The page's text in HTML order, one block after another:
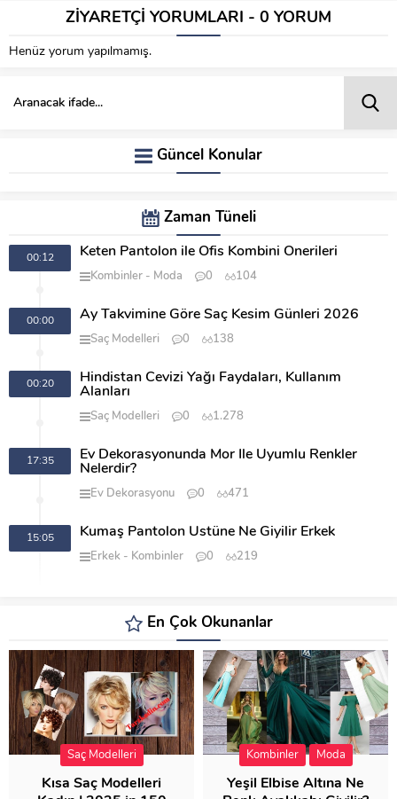
ZİYARETÇİ YORUMLARI - 0 YORUM
Henüz yorum yapılmamış.
Güncel Konular
Zaman Tüneli
00:12 Keten Pantolon ile Ofis Kombini Önerileri
Kombinler Moda 0 104
00:00 Ay Takvimine Göre Saç Kesim Günleri 2026
Saç Modelleri 0 138
00:20
Hindistan Cevizi Yağı Faydaları, Kullanım
Alanları
Saç Modelleri 0 1.278
17:35
Ev Dekorasyonunda Mor İle Uyumlu Renkler
Nelerdir?
Ev Dekorasyonu 0 471
15:05 Kumaş Pantolon Üstüne Ne Giyilir Erkek
Erkek Kombinler 0 219
En Çok Okunanlar
Saç Modelleri
Kısa Saç Modelleri
Kombinler Moda
Yeşil Elbise Altına Ne